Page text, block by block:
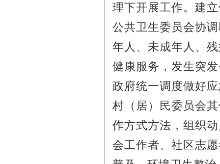
理下开展工作。建
公共卫生委员会协
年人、未成年人、
健康服务，发生突
政府统一调度做好
村（居）民委员会
作方式方法，组织
会工作者、社区志